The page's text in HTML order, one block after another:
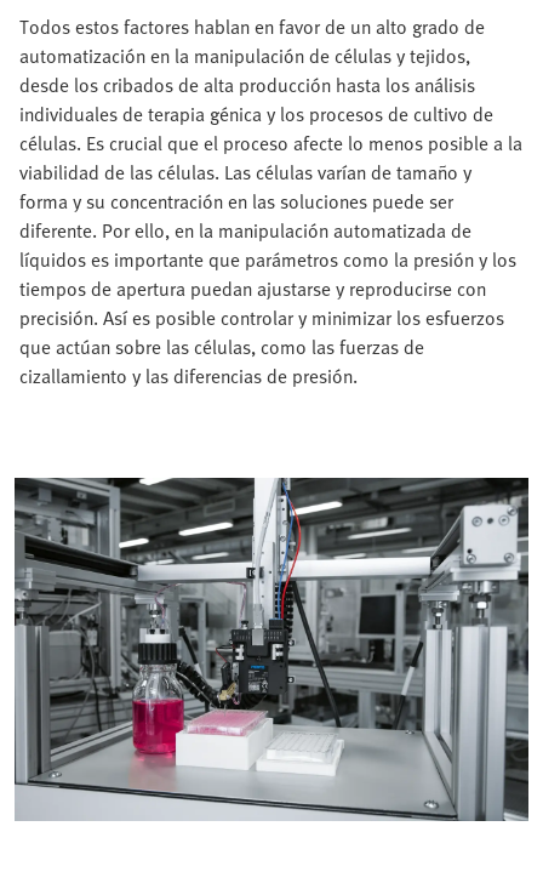
Todos estos factores hablan en favor de un alto grado de
automatización en la manipulación de células y tejidos,
desde los cribados de alta producción hasta los análisis
individuales de terapia génica y los procesos de cultivo de
células. Es crucial que el proceso afecte lo menos posible a la
viabilidad de las células. Las células varían de tamaño y
forma y su concentración en las soluciones puede ser
diferente. Por ello, en la manipulación automatizada de
líquidos es importante que parámetros como la presión y los
tiempos de apertura puedan ajustarse y reproducirse con
precisión. Así es posible controlar y minimizar los esfuerzos
que actúan sobre las células, como las fuerzas de
cizallamiento y las diferencias de presión.